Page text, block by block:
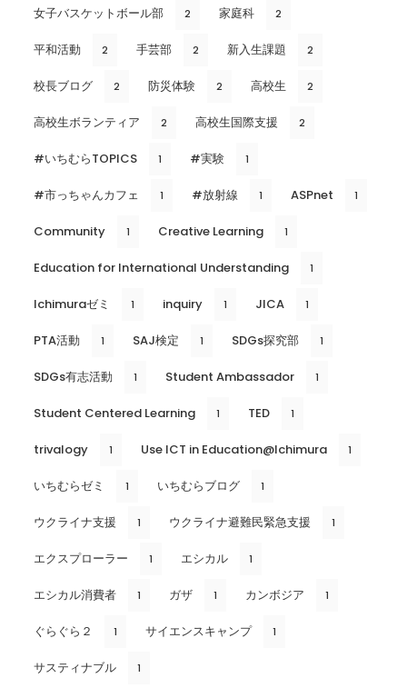
女子バスケットボール部 2 家庭科 2
平和活動 2 手芸部 2 新入生課題 2
校長ブログ 2 防災体験 2 高校生 2
高校生ボランティア 2 高校生国際支援 2
#いちむらTOPICS 1 #実験 1
#市っちゃんカフェ 1 #放射線 1 ASPnet 1
Community 1 Creative Learning 1
Education for International Understanding 1
Ichimuraゼミ 1 inquiry 1 JICA 1
PTA活動 1 SAJ検定 1 SDGs探究部 1
SDGs有志活動 1 Student Ambassador 1
Student Centered Learning 1 TED 1
trivalogy 1 Use ICT in Education@Ichimura 1
いちむらゼミ 1 いちむらブログ 1
ウクライナ支援 1 ウクライナ避難民緊急支援 1
エクスプローラー 1 エシカル 1
エシカル消費者 1 ガザ 1 カンボジア 1
ぐらぐら２ 1 サイエンスキャンプ 1
サスティナブル 1